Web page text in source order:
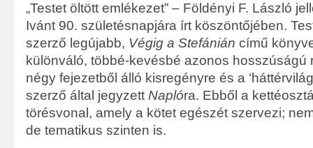
„Testet öltött emlékezet” – Földényi F. László
Ivánt 90. születésnapjára írt köszöntőjében.
szerző legújabb, Végig a Stefánián című
különváló, többé-kevésbé azonos hosszúságú
négy fejezetből álló kisregényre és a
szerző által jegyzett Naplóra. Ebből a
törésvonal, amely a kötet egészét szervezi;
de tematikus szinten is.